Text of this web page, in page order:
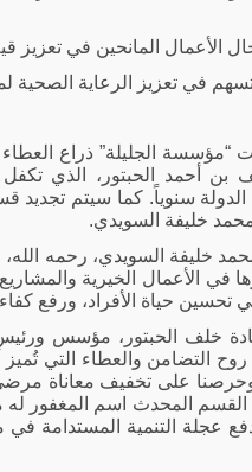
الأعمال المانحين في تعزيز
في تعزيز الرعاية الصحية
سنوياً. كما سيتم
خليفة السويدي.
السويدي، رحمه الله،
في الأعمال الخيرية
تحسين حياة الأفراد، ورفع
خلف الحبتور، مؤسس
التضامن والعطاء التي تُميز
على تخفيف معاناة
القسم
المحدث اسم المغفور
عجلة التنمية المستدامة